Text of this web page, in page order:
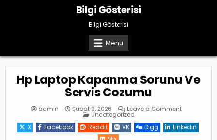
Bilgi Gösterisi
Bilgi Gösterisi
Menu
Hp Laptop Kapanma Sorunu Ve
Servis Cozumu
admin Şubat 9, 2026 Leave a Commenton
Kapanma
Sorunu
Posted
Uncategorized
X
Facebook Reddit VK Digg
Linkedin